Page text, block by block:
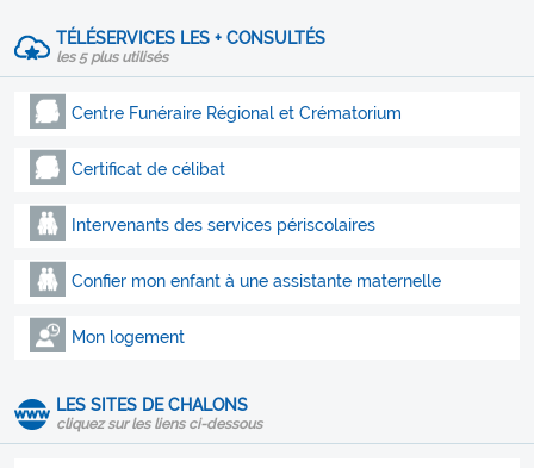
TÉLÉSERVICES LES + CONSULTÉS
les 5 plus utilisés
Centre Funéraire Régional et Crématorium
Certificat de célibat
Intervenants des services périscolaires
Confier mon enfant à une assistante maternelle
Mon logement
LES SITES DE CHALONS
cliquez sur les liens ci-dessous